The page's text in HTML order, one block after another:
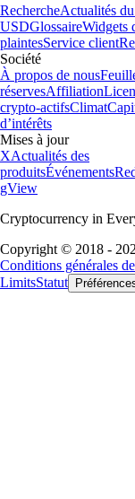
RechercheActualités
USDGlossaireWidgets
plaintesService client
Société
À propos de nous
réservesAffiliation
crypto-actifsClimat
d’intérêts
Mises à jour
XActualités des
produitsÉvénements
gView
Cryptocurrency in
Copyright © 2018 -
Conditions générales
LimitsStatut